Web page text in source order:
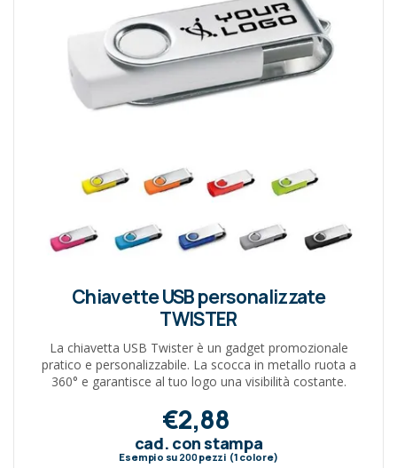
Chiavette USB personalizzate
TWISTER
La chiavetta USB Twister è un gadget promozionale
pratico e personalizzabile. La scocca in metallo ruota a
360° e garantisce al tuo logo una visibilità costante.
€2,88
cad. con stampa
Esempio su 200pezzi (1 colore)